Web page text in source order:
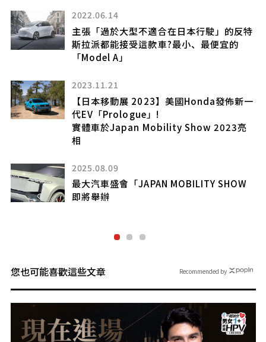
2022.06.14
主張「過於大型不適合在日本行駛」的反特
斯拉派都能接受這款車?最小、最便宜的
「Model A」
2023.11.21
【日本移動展 2023】美國Honda發佈新一
代EV「Prologue」!
實體車於Japan Mobility Show 2023亮
相
2025.08.09
最大汽車盛會「JAPAN MOBILITY SHOW
即將舉辦
您也可能喜歡這些文章 Recommended by